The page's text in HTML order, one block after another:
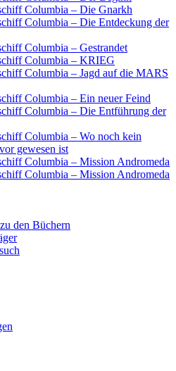
Columbia – Die Gnarkh
Columbia – Die Entdeckung der
Columbia – Gestrandet
Columbia – KRIEG
Columbia – Jagd auf die MARS
Columbia – Ein neuer Feind
Columbia – Die Entführung der
Columbia – Wo noch kein
gewesen ist
Columbia – Mission Andromeda
Columbia – Mission Andromeda
den Büchern